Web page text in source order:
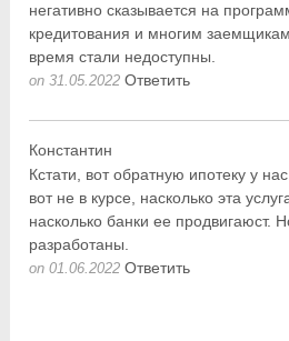
негативно сказывается на
кредитования и многим
время стали недоступны.
on 31.05.2022 Ответить
Константин
Кстати, вот обратную ипотеку у
вот не в курсе, насколько эта
насколько банки ее продвигаюст.
разработаны.
on 01.06.2022 Ответить